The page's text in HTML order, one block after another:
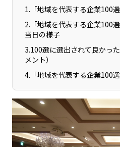
奈良エリア
鳥取エリア
岡山エリア
山口エリア
高知エリア
佐賀エリア
熊本エリア
1. 「地域を代表する企業100
2. 「地域を代表する企業100
当日の様子
3.100選に選出されて良かっ
メント）
4. 「地域を代表する企業100